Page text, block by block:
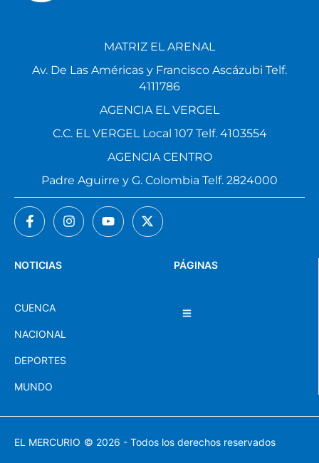
PÁGINAS
NOTICIAS
CUENCA
NACIONAL
DEPORTES
MUNDO
MATRIZ EL ARENAL
Av. De Las Américas y Francisco Ascázubi Telf.
4111786
AGENCIA EL VERGEL
C.C. EL VERGEL Local 107 Telf. 4103554
AGENCIA CENTRO
Padre Aguirre y G. Colombia Telf. 2824000
EL MERCURIO © 2026 - Todos los derechos reservados